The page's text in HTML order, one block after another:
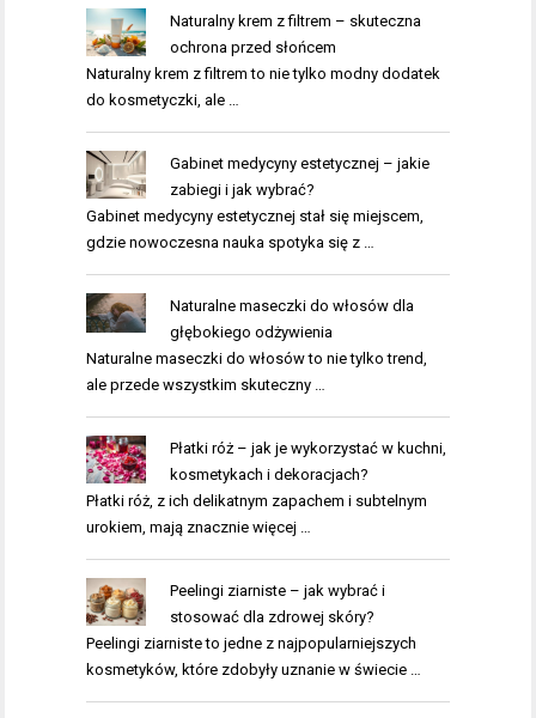
Naturalny krem z filtrem – skuteczna
ochrona przed słońcem
Naturalny krem z filtrem to nie tylko modny dodatek
do kosmetyczki, ale …
Gabinet medycyny estetycznej – jakie
zabiegi i jak wybrać?
Gabinet medycyny estetycznej stał się miejscem,
gdzie nowoczesna nauka spotyka się z …
Naturalne maseczki do włosów dla
głębokiego odżywienia
Naturalne maseczki do włosów to nie tylko trend,
ale przede wszystkim skuteczny …
Płatki róż – jak je wykorzystać w kuchni,
kosmetykach i dekoracjach?
Płatki róż, z ich delikatnym zapachem i subtelnym
urokiem, mają znacznie więcej …
Peelingi ziarniste – jak wybrać i
stosować dla zdrowej skóry?
Peelingi ziarniste to jedne z najpopularniejszych
kosmetyków, które zdobyły uznanie w świecie …